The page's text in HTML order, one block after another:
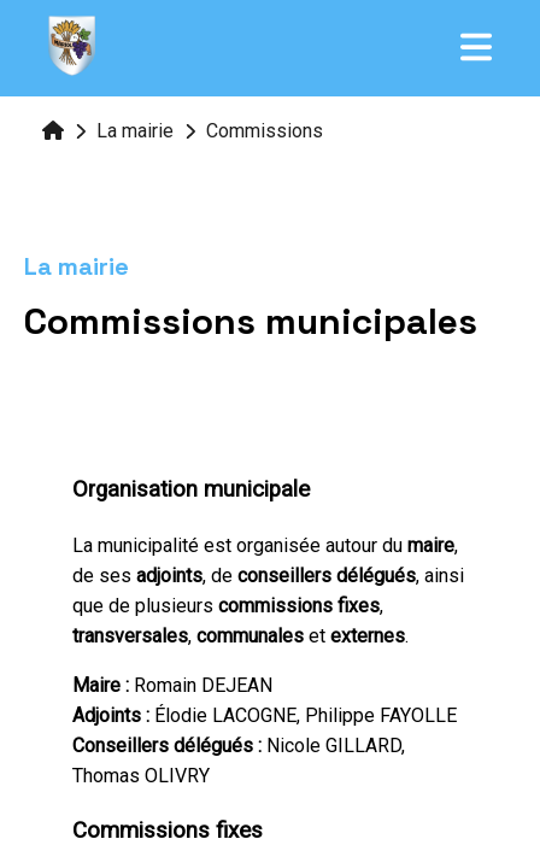
La mairie Commissions
La mairie
Commissions municipales
Organisation municipale
La municipalité est organisée autour du maire,
de ses adjoints, de conseillers délégués, ainsi
que de plusieurs commissions fixes,
transversales, communales et externes.
Maire : Romain DEJEAN
Adjoints : Élodie LACOGNE, Philippe FAYOLLE
Conseillers délégués : Nicole GILLARD,
Thomas OLIVRY
Commissions fixes